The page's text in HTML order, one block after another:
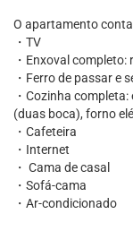
O apartamento
・TV
・Enxoval
・Ferro de passar e
・Cozinha
(duas boca), forno
・Cafeteira
・Internet
・ Cama de casal
・Sofá-cama
・Ar-condicionado